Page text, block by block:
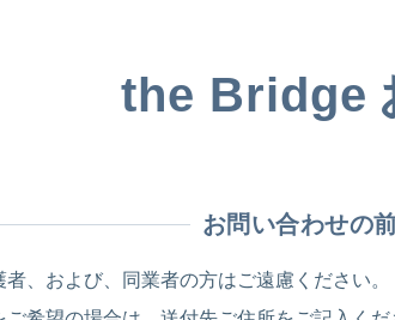
the Bridge
お問い合わせの
、および、同業者の方はご遠慮ください。